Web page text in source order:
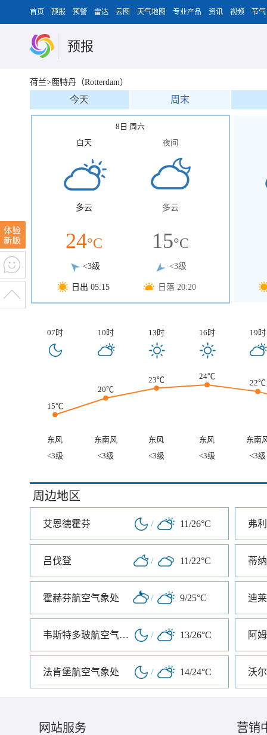
首页 预报 预警 雷达 云图 天气地图 专业产品 资讯 视频 节气
预报
荷兰>鹿特丹（Rotterdam）
今天 周末
8日 周六
白天
多云
24°C
<3级
日出 05:15
夜间
多云
15°C
<3级
日落 20:20
07时 10时 13时 16时 19时
15℃
20℃
23℃ 24℃
22℃
东风 东南风 东风 东风
东南
<3级
<3级 <3级 <3级 <3级
周边地区
艾恩德霍芬 / 11/26°C 弗
吕伐登 / 11/22°C 蒂
霍赫芬航空气象处 / 9/25°C 迪莱
韦斯特多玻航空气象处 / 13/26°C 阿
法肯堡航空气象处 / 14/24°C 沃
网站服务 营销